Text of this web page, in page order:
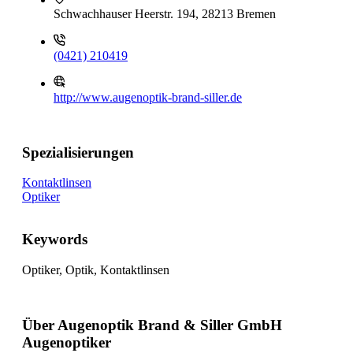
Schwachhauser Heerstr. 194, 28213 Bremen
(0421) 210419
http://www.augenoptik-brand-siller.de
Spezialisierungen
Kontaktlinsen
Optiker
Keywords
Optiker, Optik, Kontaktlinsen
Über Augenoptik Brand & Siller GmbH
Augenoptiker